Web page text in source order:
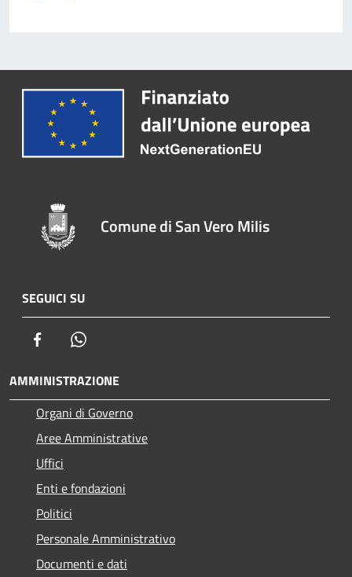
Comune di San Vero Milis
SEGUICI SU
Facebook
AMMINISTRAZIONE
Organi di Governo
Aree Amministrative
Uffici
Enti e fondazioni
Politici
Personale Amministrativo
Documenti e dati